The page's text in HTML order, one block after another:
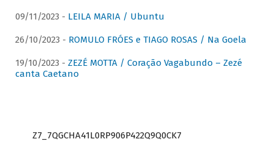
09/11/2023 - LEILA MARIA / Ubuntu
26/10/2023 - ROMULO FRÓES e TIAGO ROSAS / Na Goela
19/10/2023 - ZEZÉ MOTTA / Coração Vagabundo – Zezé
canta Caetano
Z7_7QGCHA41L0RP906P422Q9Q0CK7